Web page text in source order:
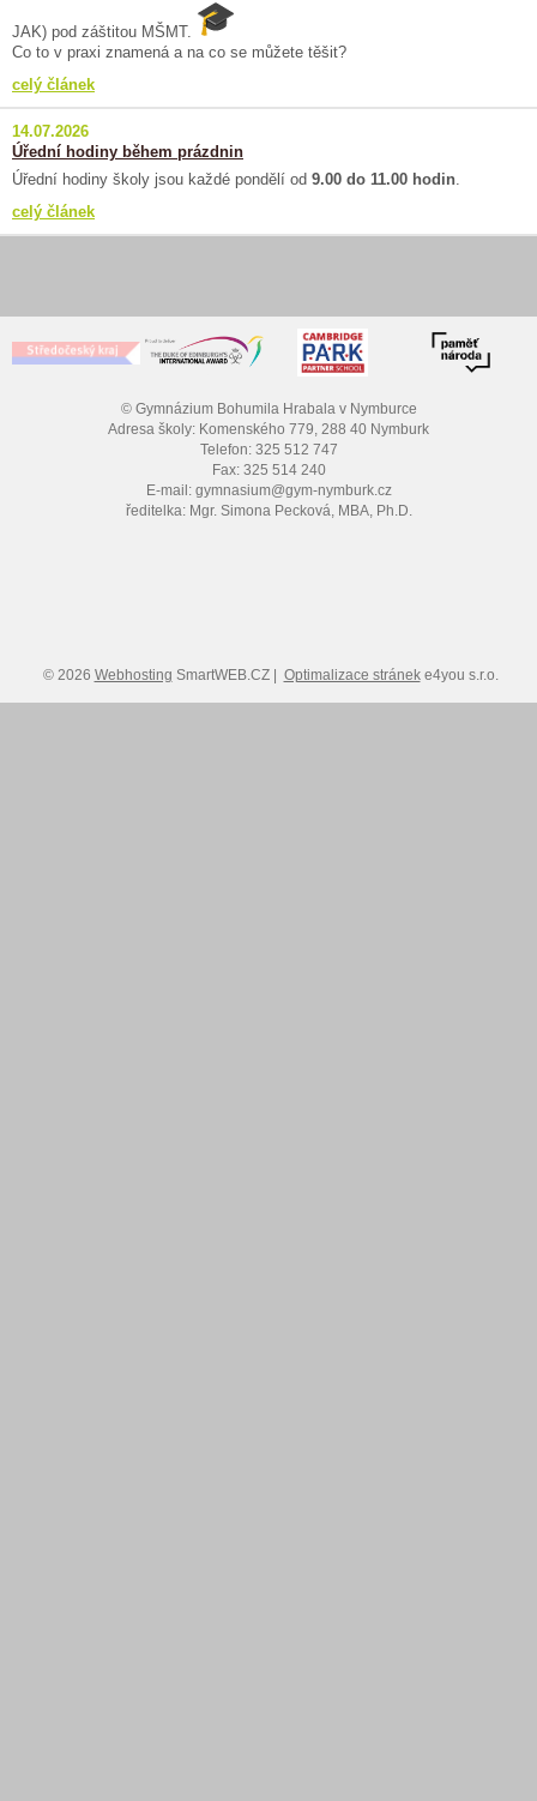
JAK) pod záštitou MŠMT.
Co to v praxi znamená a na co se můžete těšit?
celý článek
14.07.2026
Úřední hodiny během prázdnin
Úřední hodiny školy jsou každé pondělí od 9.00 do 11.00 hodin.
celý článek
© Gymnázium Bohumila Hrabala v Nymburce
Adresa školy: Komenského 779, 288 40 Nymburk
Telefon: 325 512 747
Fax: 325 514 240
E-mail: gymnasium@gym-nymburk.cz
ředitelka: Mgr. Simona Pecková, MBA, Ph.D.
© 2026 Webhosting SmartWEB.CZ | Optimalizace stráneke4you s.r.o.